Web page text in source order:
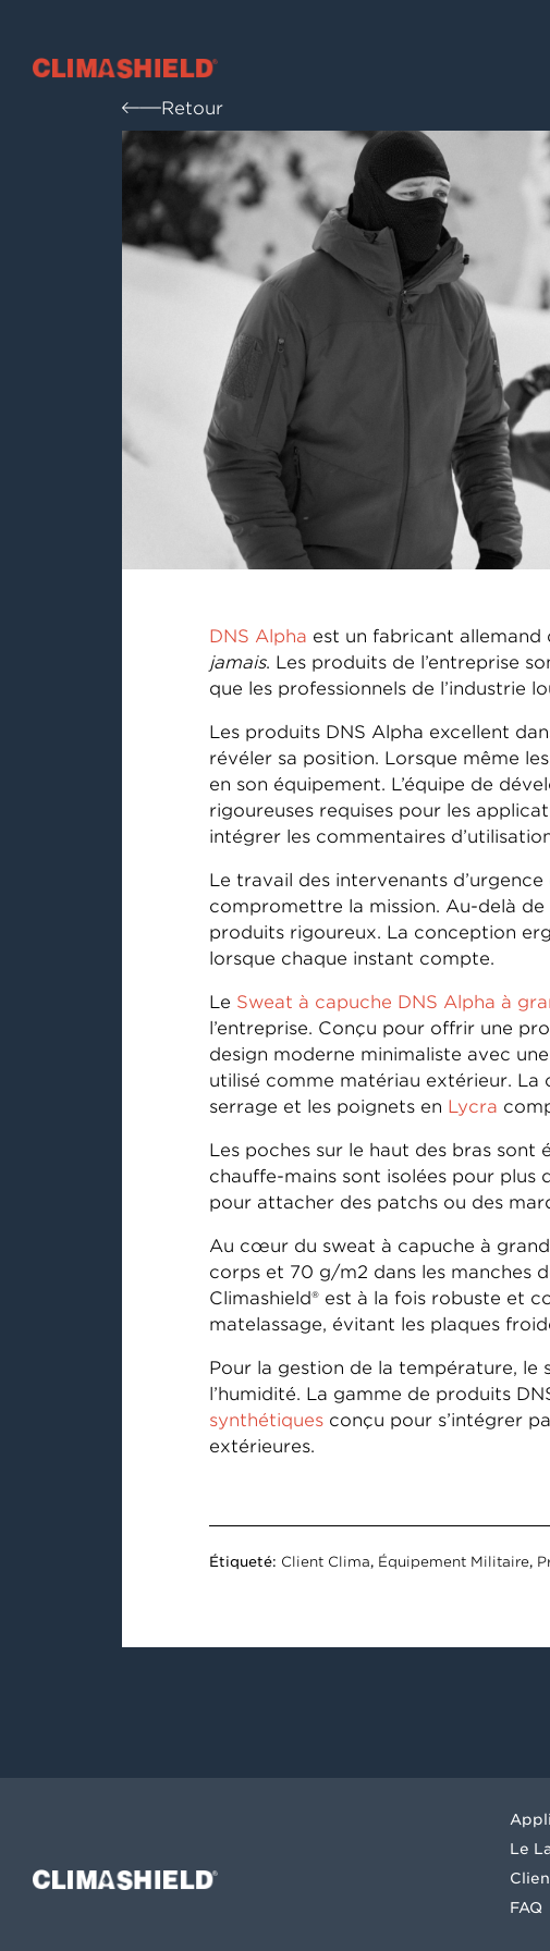
Climashield®
Retour
DNS Alpha est un fabricant
jamais. Les produits de l’entreprise
que les professionnels de l’industrie
Les produits DNS Alpha excellent
révéler sa position. Lorsque même
en son équipement. L’équipe de
rigoureuses requises pour les
intégrer les commentaires
Le travail des intervenants
compromettre la mission. Au-delà
produits rigoureux. La conception
lorsque chaque instant compte.
Le Sweat à capuche DNS Alpha à
l’entreprise. Conçu pour offrir une
design moderne minimaliste avec
utilisé comme matériau extérieur.
serrage et les poignets en Lycra
Les poches sur le haut des bras sont
chauffe-mains sont isolées pour plus
pour attacher des patchs ou des
Au cœur du sweat à capuche à
corps et 70 g/m2 dans les manches
Climashield® est à la fois robuste et
matelassage, évitant les plaques
Pour la gestion de la température, le
l’humidité. La gamme de produits
synthétiquesconçu pour s’intégrer
extérieures.
Étiqueté: Client Clima, Équipement Militaire,
Climashield®
Le
FAQ